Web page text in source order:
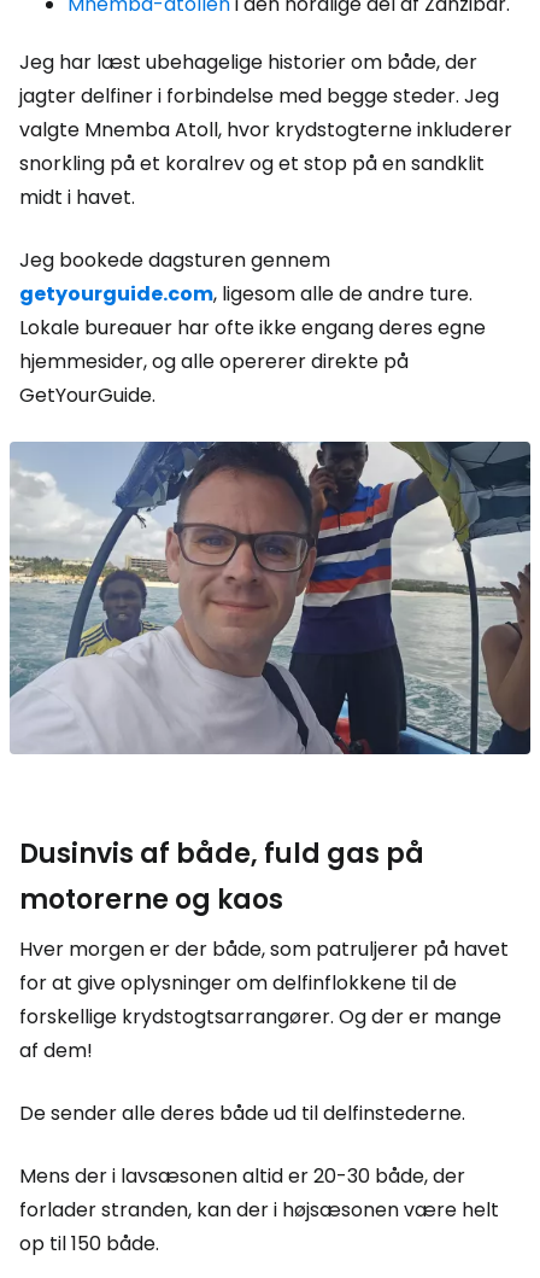
Jeg har læst ubehagelige historier om både, der
jagter delfiner i forbindelse med begge steder. Jeg
valgte Mnemba Atoll, hvor krydstogterne inkluderer
snorkling på et koralrev og et stop på en sandklit
midt i havet.
Jeg bookede dagsturen gennem
getyourguide.com, ligesom alle de andre ture.
Lokale bureauer har ofte ikke engang deres egne
hjemmesider, og alle opererer direkte på
GetYourGuide.
Dusinvis af både, fuld gas på
motorerne og kaos
Hver morgen er der både, som patruljerer på havet
for at give oplysninger om delfinflokkene til de
forskellige krydstogtsarrangører. Og der er mange
af dem!
De sender alle deres både ud til delfinstederne.
Mens der i lavsæsonen altid er 20-30 både, der
forlader stranden, kan der i højsæsonen være helt
op til 150 både.